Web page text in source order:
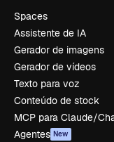
Spaces
Assistente de IA
Gerador de imagens
Gerador de vídeos
Texto para voz
Conteúdo de stock
MCP para Claude/
Agentes New